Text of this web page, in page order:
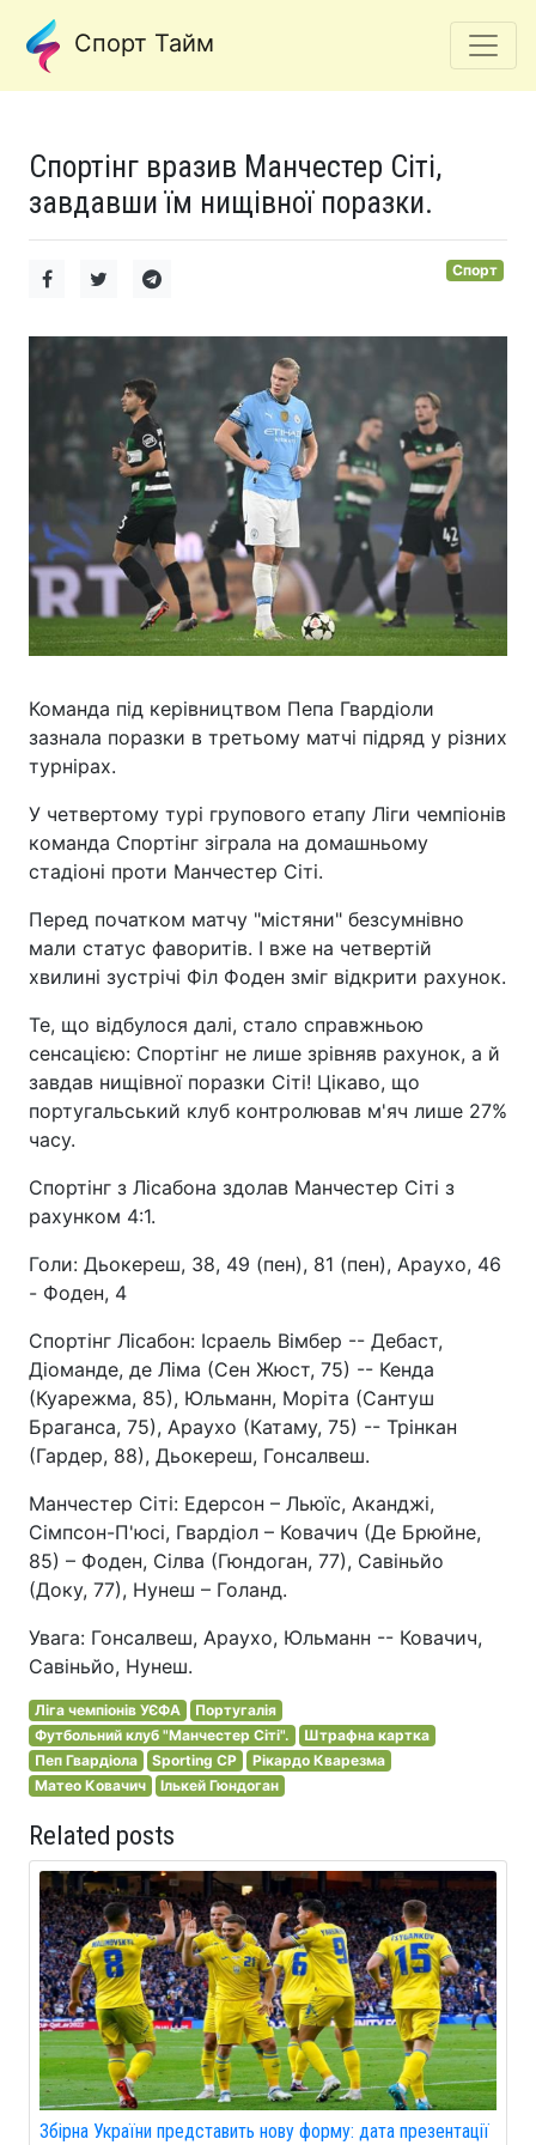
Спорт Тайм
Спортінг вразив Манчестер Сіті,
завдавши їм нищівної поразки.
Спорт
Команда під керівництвом Пепа Гвардіоли
зазнала поразки в третьому матчі підряд у різних
турнірах.
У четвертому турі групового етапу Ліги чемпіонів
команда Спортінг зіграла на домашньому
стадіоні проти Манчестер Сіті.
Перед початком матчу "містяни" безсумнівно
мали статус фаворитів. І вже на четвертій
хвилині зустрічі Філ Фоден зміг відкрити рахунок.
Те, що відбулося далі, стало справжньою
сенсацією: Спортінг не лише зрівняв рахунок, а й
завдав нищівної поразки Сіті! Цікаво, що
португальський клуб контролював м'яч лише 27%
часу.
Спортінг з Лісабона здолав Манчестер Сіті з
рахунком 4:1.
Голи: Дьокереш, 38, 49 (пен), 81 (пен), Араухо, 46
- Фоден, 4
Спортінг Лісабон: Ісраель Вімбер -- Дебаст,
Діоманде, де Ліма (Сен Жюст, 75) -- Кенда
(Куарежма, 85), Юльманн, Моріта (Сантуш
Браганса, 75), Араухо (Катаму, 75) -- Трінкан
(Гардер, 88), Дьокереш, Гонсалвеш.
Манчестер Сіті: Едерсон – Льюїс, Аканджі,
Сімпсон-П'юсі, Гвардіол – Ковачич (Де Брюйне,
85) – Фоден, Сілва (Гюндоган, 77), Савіньйо
(Доку, 77), Нунеш – Голанд.
Увага: Гонсалвеш, Араухо, Юльманн -- Ковачич,
Савіньйо, Нунеш.
Ліга чемпіонів УЄФА
Португалія
Футбольний клуб "Манчестер Сіті".
Штрафна картка
Пеп Гвардіола
Sporting CP
Рікардо Кварезма
Матео Ковачич
Ількей Гюндоган
Related posts
Збірна України представить нову форму: дата презентації